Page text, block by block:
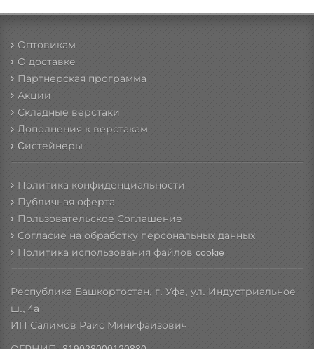
Оптовикам
О доставке
Партнерская программа
Акции
Складные верстаки
Дополнения к верстакам
Cистейнеры
Политика конфиденциальности
Публичная оферта
Пользовательское Соглашение
Согласие на обработку персональных данных
Политика использования файлов cookie
Республика Башкортостан, г. Уфа, ул. Индустриальное
ш., 4а
ИП Салимов Раис Минифаизович